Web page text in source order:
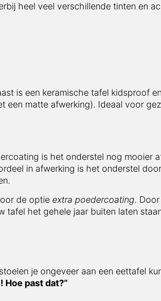
heel veel verschillende tinten en
is een keramische tafel kidsproof
een matte afwerking). Ideaal voor
is het onderstel nog mooier
in afwerking is het onderstel
de optie extra poedercoating.
tafel het gehele jaar buiten laten
je ongeveer aan een eettafel
Hoe past dat?”